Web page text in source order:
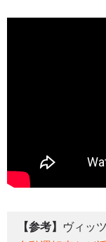
【参考】 ヴィッ